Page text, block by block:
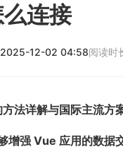
连接
2025-12-02 04:58阅读时
法详解与国际主流方
增强 Vue 应用的数据